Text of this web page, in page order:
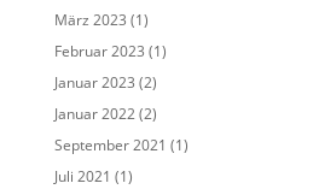
März 2023 (1)
Februar 2023 (1)
Januar 2023 (2)
Januar 2022(2)
September 2021 (1)
Juli 2021 (1)